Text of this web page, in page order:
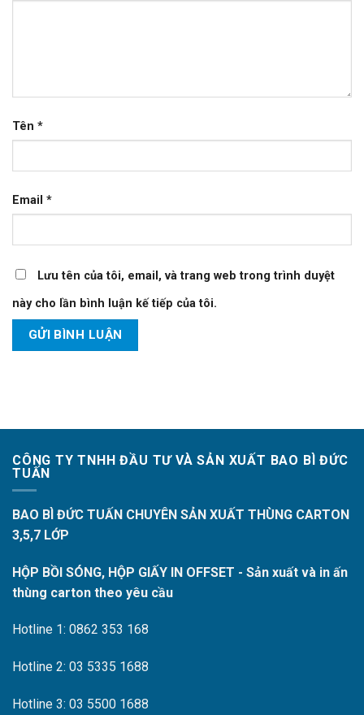
Tên *
Email *
Lưu tên của tôi, email, và trang web trong trình duyệt
này cho lần bình luận kế tiếp của tôi.
CÔNG TY TNHH ĐẦU TƯ VÀ SẢN XUẤT BAO BÌ ĐỨC
TUẤN
BAO BÌ ĐỨC TUẤN CHUYÊN SẢN XUẤT THÙNG CARTON
3,5,7 LỚP
HỘP BỒI SÓNG, HỘP GIẤY IN OFFSET - Sản xuất và in ấn
thùng carton theo yêu cầu
Hotline 1: 0862 353 168
Hotline 2: 03 5335 1688
Hotline 3: 03 5500 1688